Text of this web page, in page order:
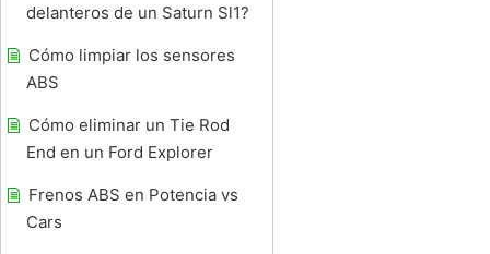
delanteros de un Saturn Sl1?
Cómo limpiar los sensores
ABS
Cómo eliminar un Tie Rod
End en un Ford Explorer
Frenos ABS en Potencia vs
Cars